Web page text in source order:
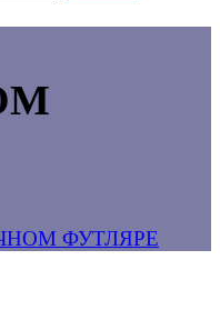
ФУТЛЯРЕ